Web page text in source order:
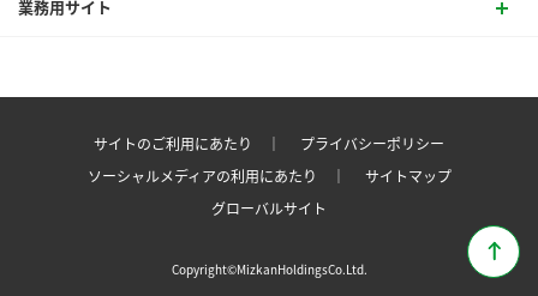
業務用サイト
サイトのご利用にあたり ｜
プライバシーポリシー
ソーシャルメディアの利用にあたり ｜
サイトマップ
グローバルサイト
Copyright©MizkanHoldingsCo.Ltd.